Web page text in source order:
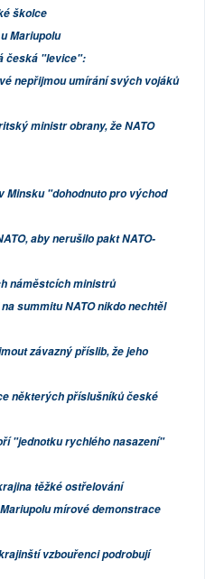
školce
Mariupolu
česká "levice":
nepřijmou umírání svých vojáků
ministr obrany, že NATO
Minsku "dohodnuto pro východ
aby nerušilo pakt NATO-
náměstcích ministrů
summitu NATO nikdo nechtěl
závazný příslib, že jeho
některých příslušníků české
"jednotku rychlého nasazení"
těžké ostřelování
mírové demonstrace
vzbouřenci podrobují